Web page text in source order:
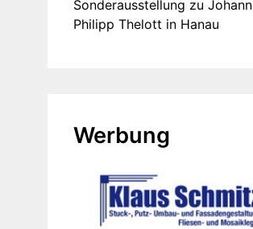
Sonderausstellung zu Johann
Philipp Thelott in Hanau
Werbung